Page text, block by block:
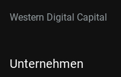
Western Digital Capital
Unternehmen